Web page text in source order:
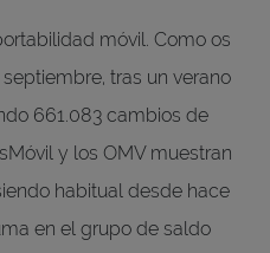
móvil. Como os
tras un verano
661.083 cambios de
y los OMV muestran
habitual desde hace
en el grupo de saldo